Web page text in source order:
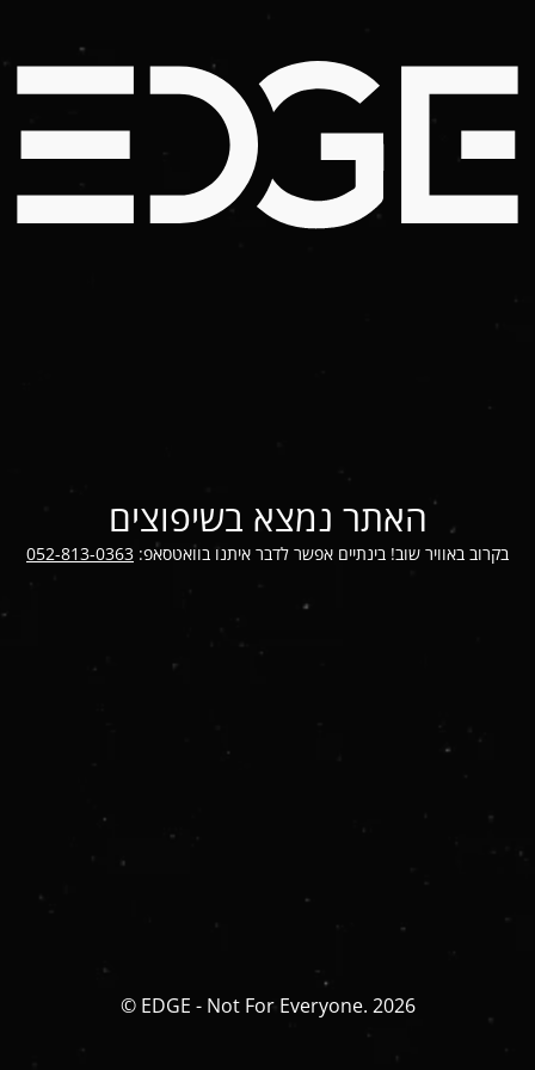
האתר נמצא בשיפוצים
בקרוב באוויר שוב! בינתיים אפשר לדבר איתנו בוואטסאפ: 052-813-0363
© EDGE - Not For Everyone. 2026